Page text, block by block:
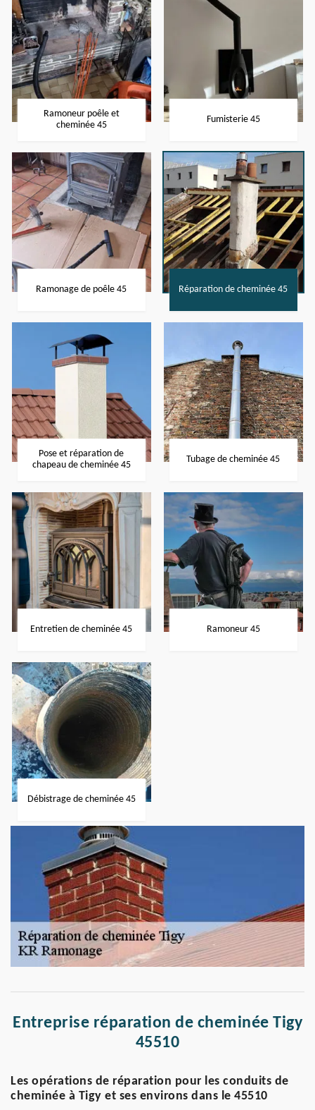
Ramoneur poêle et
cheminée 45
Fumisterie 45
Ramonage de poêle 45 Réparation de cheminée 45
Pose et réparation de
chapeau de cheminée 45
Tubage de cheminée 45
Entretien de cheminée 45 Ramoneur 45
Débistrage de cheminée 45
Entreprise réparation de cheminée Tigy
45510
Les opérations de réparation pour les conduits de
cheminée à Tigy et ses environs dans le 45510